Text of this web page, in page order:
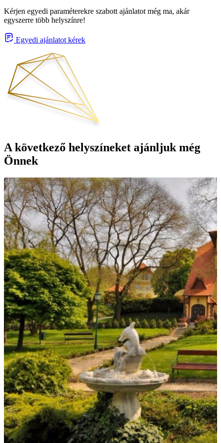
Kérjen egyedi paraméterekre szabott ajánlatot még ma, akár
egyszerre több helyszínre!
Egyedi ajánlatot kérek
A következő helyszíneket ajánljuk még
Önnek